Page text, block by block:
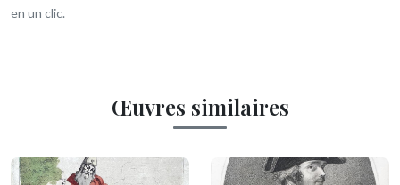
en un clic.
Œuvres similaires